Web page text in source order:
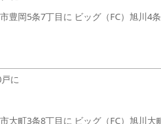
豊岡5条7丁目に ビッグ（FC）旭川4
に
大町3条8丁目に ビッグ（FC）旭川大